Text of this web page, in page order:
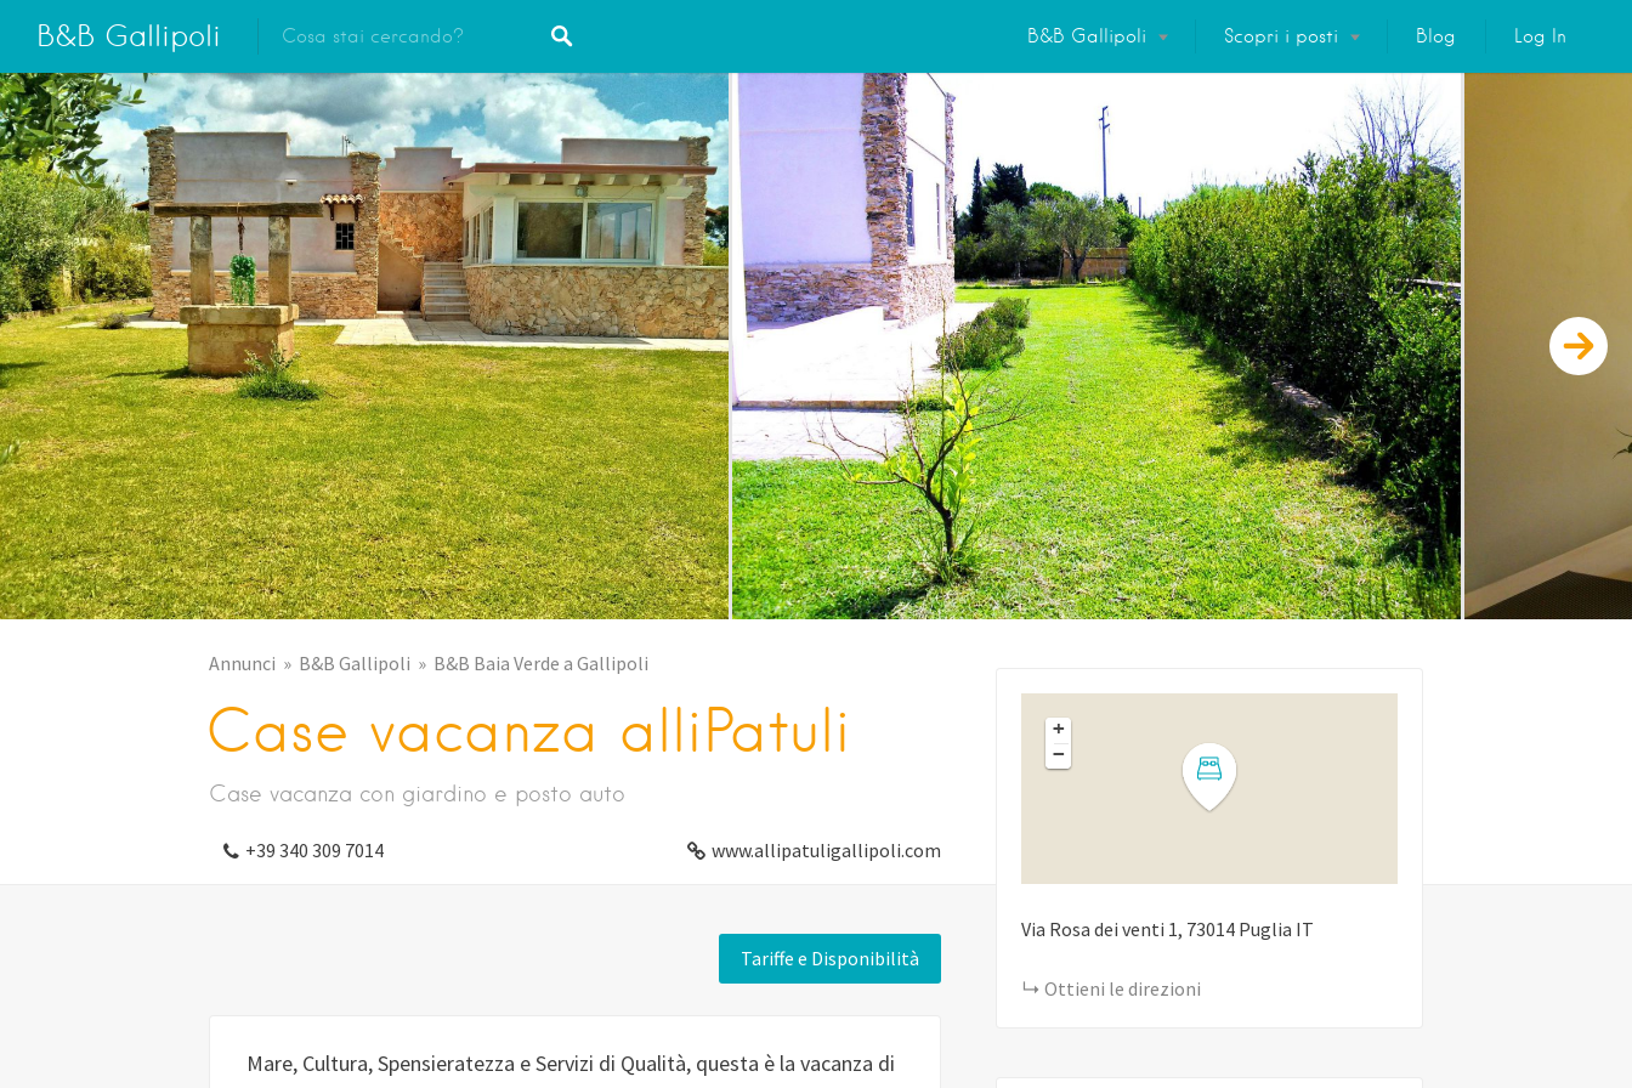
B&B Gallipoli B&B Gallipoli Scopri i posti Blog Log In
Annunci B&B Gallipoli B&B Baia Verde a Gallipoli
Case vacanza alliPatuli
Case vacanza con giardino e posto auto
+39 340 309 7014 www.allipatuligallipoli.com
Tariffe e Disponibilità
Mare, Cultura, Spensieratezza e Servizi di Qualità, questa è la vacanza di
+
−
Via Rosa dei venti 1 73014 Puglia IT
Ottieni le direzioni